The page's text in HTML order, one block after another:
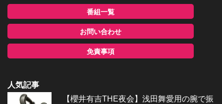
番組一覧
お問い合わせ
免責事項
人気記事
【櫻井有吉THE夜会】浅田舞愛用の腕で振